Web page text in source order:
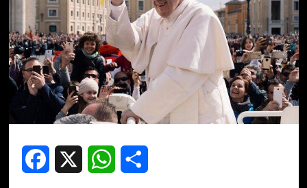
Facebook WhatsApp